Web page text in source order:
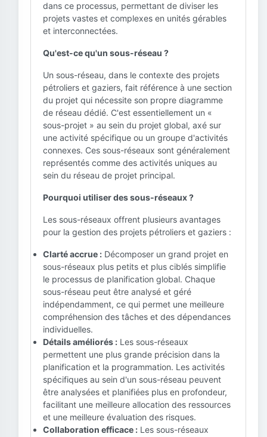
dans ce processus, permettant de diviser les
projets vastes et complexes en unités gérables
et interconnectées.
Qu'est-ce qu'un sous-réseau ?
Un sous-réseau, dans le contexte des projets
pétroliers et gaziers, fait référence à une section
du projet qui nécessite son propre diagramme
de réseau dédié. C'est essentiellement un «
sous-projet » au sein du projet global, axé sur
une activité spécifique ou un groupe d'activités
connexes. Ces sous-réseaux sont généralement
représentés comme des activités uniques au
sein du réseau de projet principal.
Pourquoi utiliser des sous-réseaux ?
Les sous-réseaux offrent plusieurs avantages
pour la gestion des projets pétroliers et gaziers :
Clarté accrue : Décomposer un grand projet en
sous-réseaux plus petits et plus ciblés simplifie
le processus de planification global. Chaque
sous-réseau peut être analysé et géré
indépendamment, ce qui permet une meilleure
compréhension des tâches et des dépendances
individuelles.
Détails améliorés : Les sous-réseaux
permettent une plus grande précision dans la
planification et la programmation. Les activités
spécifiques au sein d'un sous-réseau peuvent
être analysées et planifiées plus en profondeur,
facilitant une meilleure allocation des ressources
et une meilleure évaluation des risques.
Collaboration efficace : Les sous-réseaux